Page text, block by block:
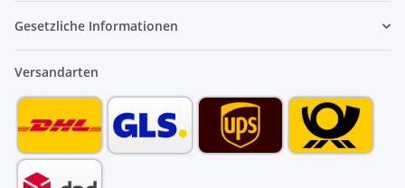
Gesetzliche Informationen
Versandarten